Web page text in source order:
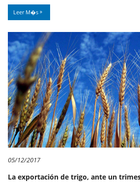
Leer M�s
05/12/2017
La exportación de trigo, ante un